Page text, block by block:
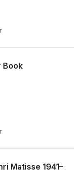
Book
Matisse 1941–